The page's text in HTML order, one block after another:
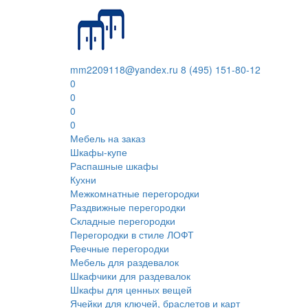
mm2209118@yandex.ru 8 (495) 151-80-12
0
0
0
0
Мебель на заказ
Шкафы-купе
Распашные шкафы
Кухни
Межкомнатные перегородки
Раздвижные перегородки
Складные перегородки
Перегородки в стиле ЛОФТ
Реечные перегородки
Мебель для раздевалок
Шкафчики для раздевалок
Шкафы для ценных вещей
Ячейки для ключей, браслетов и карт